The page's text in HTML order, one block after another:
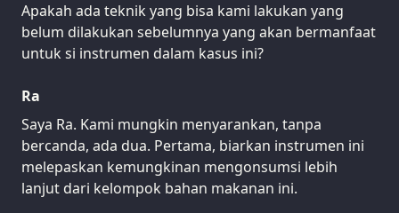
Apakah ada teknik yang bisa kami lakukan yang
belum dilakukan sebelumnya yang akan bermanfaat
untuk si instrumen dalam kasus ini?
Ra
Saya Ra. Kami mungkin menyarankan, tanpa
bercanda, ada dua. Pertama, biarkan instrumen ini
melepaskan kemungkinan mengonsumsi lebih
lanjut dari kelompok bahan makanan ini.